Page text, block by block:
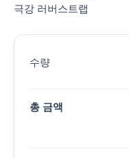
극강 러버스트랩
수량
총 금액